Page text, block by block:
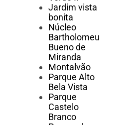
Jardim vista
bonita
Núcleo
Bartholomeu
Bueno de
Miranda
Montalvão
Parque Alto
Bela Vista
Parque
Castelo
Branco